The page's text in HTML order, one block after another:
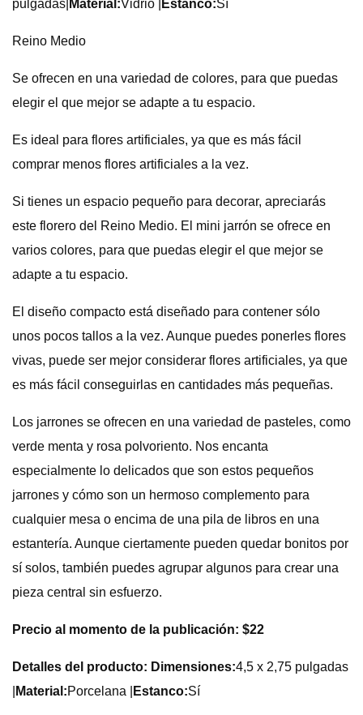
pulgadas Material:Vidrio | Estanco:Sí
Reino Medio
Se ofrecen en una variedad de colores, para que puedas
elegir el que mejor se adapte a tu espacio.
Es ideal para flores artificiales, ya que es más fácil
comprar menos flores artificiales a la vez.
Si tienes un espacio pequeño para decorar, apreciarás
este florero del Reino Medio. El mini jarrón se ofrece en
varios colores, para que puedas elegir el que mejor se
adapte a tu espacio.
El diseño compacto está diseñado para contener sólo
unos pocos tallos a la vez. Aunque puedes ponerles flores
vivas, puede ser mejor considerar flores artificiales, ya que
es más fácil conseguirlas en cantidades más pequeñas.
Los jarrones se ofrecen en una variedad de pasteles, como
verde menta y rosa polvoriento. Nos encanta
especialmente lo delicados que son estos pequeños
jarrones y cómo son un hermoso complemento para
cualquier mesa o encima de una pila de libros en una
estantería. Aunque ciertamente pueden quedar bonitos por
sí solos, también puedes agrupar algunos para crear una
pieza central sin esfuerzo.
Precio al momento de la publicación: $22
Detalles del producto: Dimensiones:4,5 x 2,75 pulgadas
Material:Porcelana | Estanco:Sí